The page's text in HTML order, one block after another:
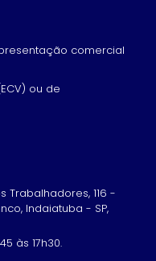
comercial
ou de
Trabalhadores, 116 -
Indaiatuba - SP,
às 17h30.